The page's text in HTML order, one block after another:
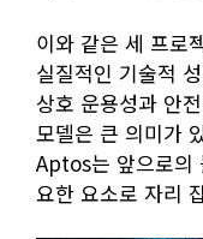
이와 같은 세 프로
실질적인 기술적
상호 운용성과 안
모델은 큰 의미가
Aptos는 앞으로의
요한 요소로 자리